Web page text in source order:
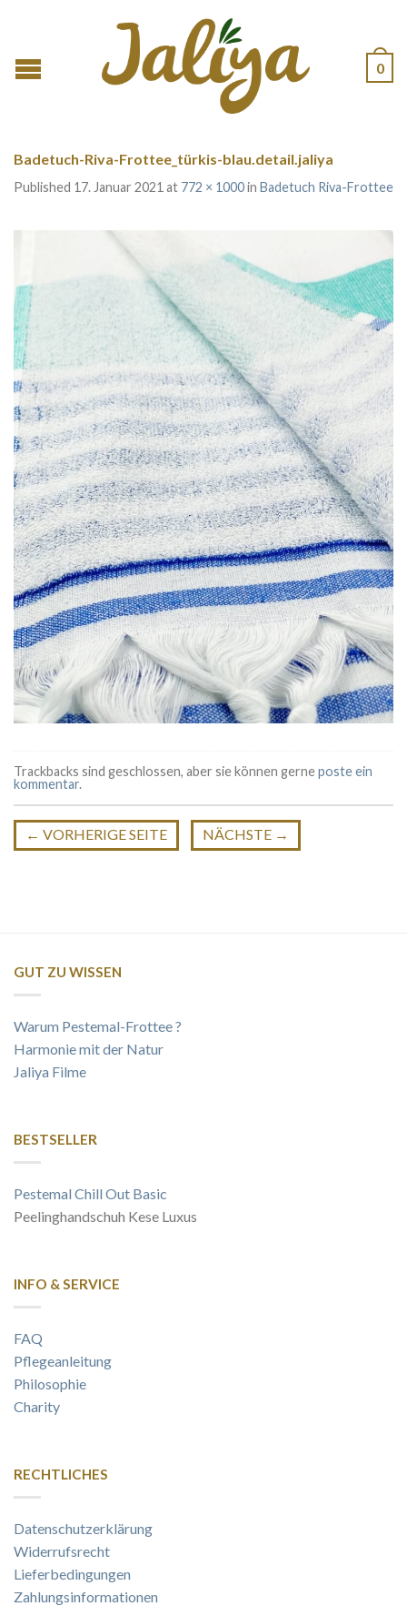
0
Badetuch-Riva-Frottee_türkis-blau.detail.jaliya
Published 17. Januar 2021 at 772 × 1000in Badetuch Riva-Frottee
Trackbacks sind geschlossen, aber sie können gerneposte ein
kommentar.
← VORHERIGE SEITE NÄCHSTE →
GUT ZU WISSEN
Warum Pestemal-Frottee ?
Harmonie mit der Natur
Jaliya Filme
BESTSELLER
Pestemal Chill Out Basic
Peelinghandschuh Kese Luxus
INFO & SERVICE
FAQ
Pflegeanleitung
Philosophie
Charity
RECHTLICHES
Datenschutzerklärung
Widerrufsrecht
Lieferbedingungen
Zahlungsinformationen